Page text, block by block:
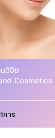
วิจัย
Cosmetics
การ